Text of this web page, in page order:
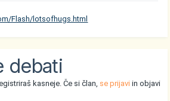
Flash/lotsofhugs.html
debati
kasneje. Če si član, se prijavi in objavi